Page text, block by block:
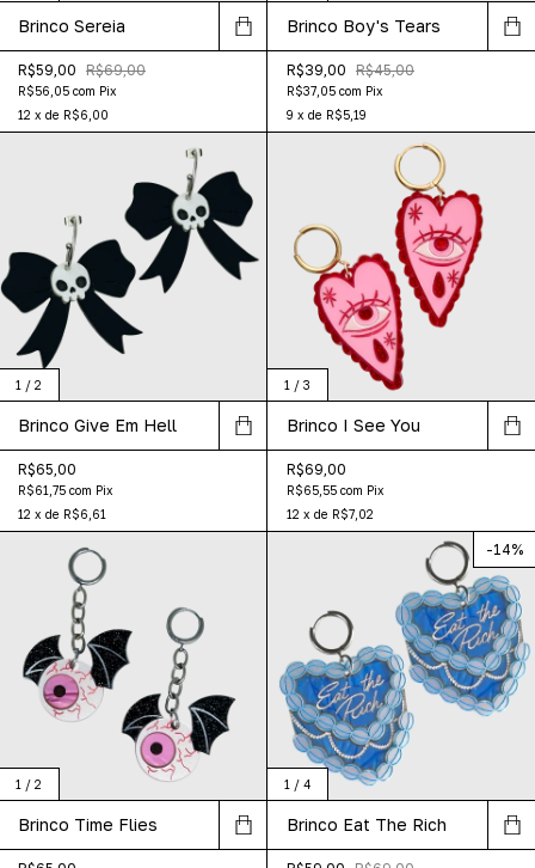
Brinco Sereia
R$59,00 R$69,00
R$56,05 com Pix
12 x de R$6,00
Brinco Boy's Tears
R$39,00 R$45,00
R$37,05 com Pix
9 x de R$5,19
1 / 2
Brinco Give Em Hell
R$65,00
R$61,75 com Pix
12 x de R$6,61
1 / 3
Brinco I See You
R$69,00
R$65,55 com Pix
12 x de R$7,02
1 / 2
Brinco Time Flies
1 / 4
-14%
Brinco Eat The Rich